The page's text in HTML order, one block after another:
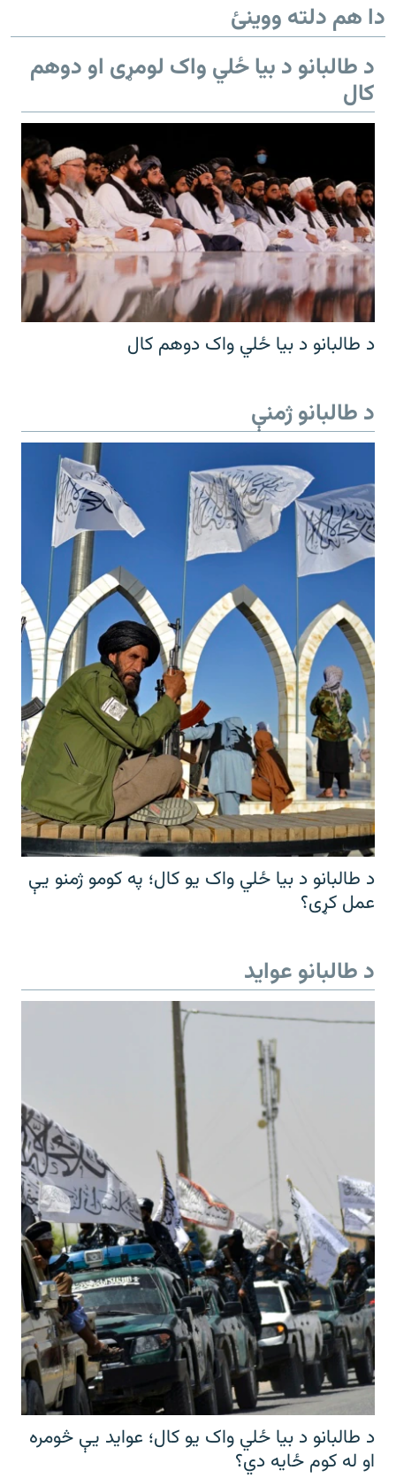
دا هم دلته ووینئ
د طالبانو د بیا ځلي واک لومړی او دوهم
کال
د طالبانو د بیا ځلي واک دوهم کال
د طالبانو ژمنې
د طالبانو د بیا ځلي واک یو کال؛ په کومو ژمنو یې
عمل کړی؟
د طالبانو عواید
د طالبانو د بیا ځلي واک یو کال؛ عواید یې څومره
او له کوم ځایه دي؟